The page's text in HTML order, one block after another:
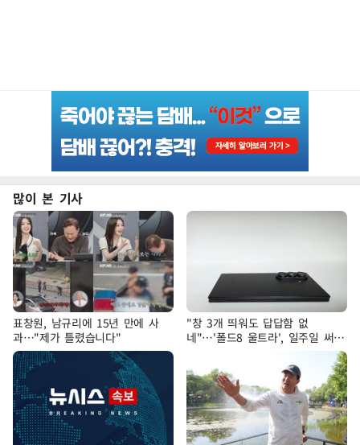
많이 본 기사
표창원, 남규리에 15년 만에 사
과…"제가 틀렸습니다"
"창 3개 띄워도 답답함 없
네"…'폴드8 울트라', 일주일 써보